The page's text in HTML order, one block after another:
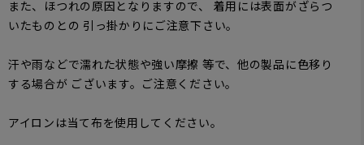
また、ほつれの原因となりますので、 着用には表面がざらつ
いたものとの 引っ掛かりにご注意下さい。
汗や雨などで濡れた状態や強い摩擦 等で、他の製品に色移り
する場合が ございます。ご注意ください。
アイロンは当て布を使用してください。